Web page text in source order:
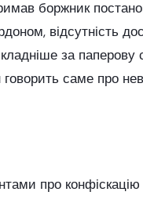
боржник
відсутність
за
саме про
про